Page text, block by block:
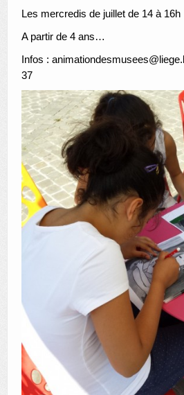
Les mercredis de juillet de 14 à 16h
A partir de 4 ans…
Infos :
37